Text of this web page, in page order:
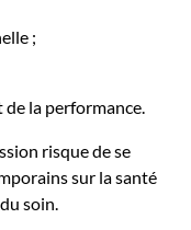
;
la performance.
risque de se
sur la santé
soin.